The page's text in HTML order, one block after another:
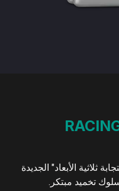
ثلاثية الأبعاد" الجديدة
تخميد مبتكر.